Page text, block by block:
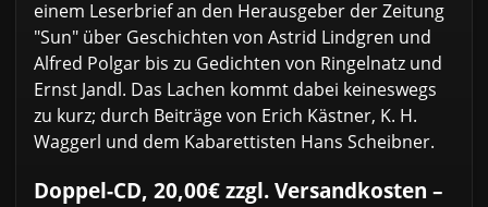
einem Leserbrief an den Herausgeber der Zeitung
"Sun" über Geschichten von Astrid Lindgren und
Alfred Polgar bis zu Gedichten von Ringelnatz und
Ernst Jandl. Das Lachen kommt dabei keineswegs
zu kurz; durch Beiträge von Erich Kästner, K. H.
Waggerl und dem Kabarettisten Hans Scheibner.
Doppel-CD, 20,00€ zzgl. Versandkosten –